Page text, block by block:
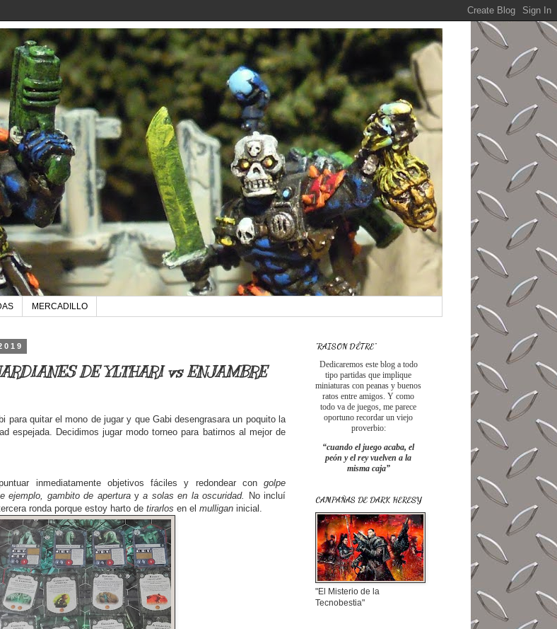
MERCADILLO
DE YLTHARI vs ENJAMBRE
para quitar el mono de jugar y que Gabi desengrasara un poquito la
espejada. Decidimos jugar modo torneo para batirnos al mejor de
inmediatamente objetivos fáciles y redondear con golpe
ejemplo, gambito de apertura y a solas en la oscuridad.
No incluí
ronda porque estoy harto de tirarlos en el mulligan inicial.
"RAISON D´ÊTRE"
Dedicaremos este blog a todo
tipo partidas que implique
miniaturas con peanas y buenos
ratos entre amigos. Y como
todo va de juegos, me parece
oportuno recordar un viejo
proverbio:
“cuando el juego acaba, el
peón y el rey vuelven a la
misma caja”
CAMPAÑAS DE DARK HERESY
"El Misterio de la
Tecnobestia"